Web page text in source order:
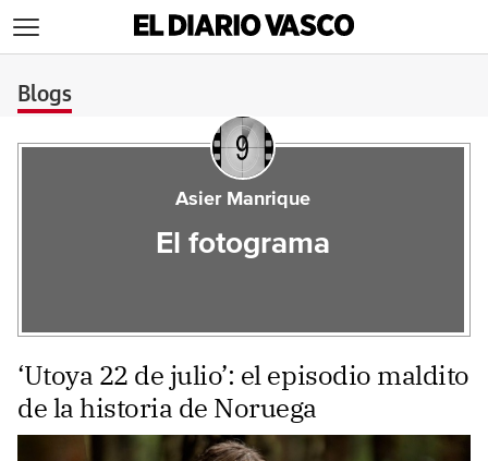
Blogs
Asier Manrique
El fotograma
‘Utoya 22 de julio’: el episodio maldito
de la historia de Noruega